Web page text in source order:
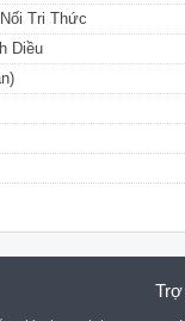
Tri Thức
Diều